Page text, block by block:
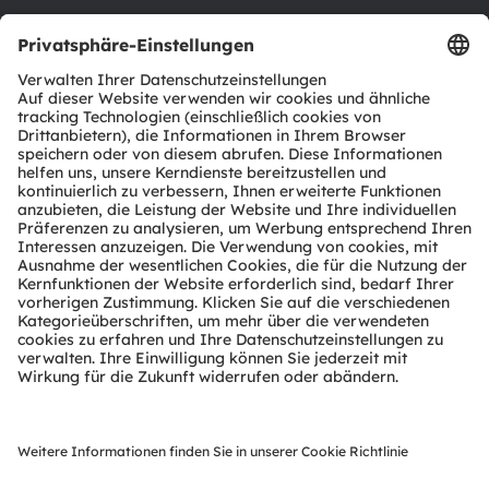
Produkt Selektor
Download Center
Tools
Kundenanfragen
Technischer Support
Partner Netzwerk
Whistleblowing
© 2026 ams-OSRAM AG. All rights reserved.
Datenschutzerklärung Nutzungsbedingungen
Terms of Trade
ImpressumCookie PolicyAI Policy